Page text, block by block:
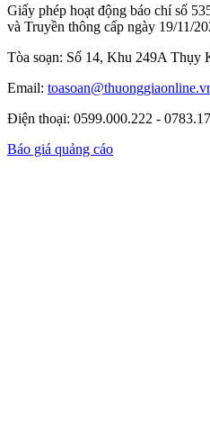
Giấy phép hoạt động báo chí số
và Truyền thông cấp ngày 19/11/
Tòa soạn: Số 14, Khu 249A Thụy
Email:
Điện thoại: 0599.000.222 -
Báo giá quảng cáo